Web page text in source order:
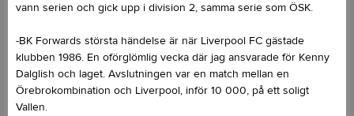
vann serien och gick upp i division 2, samma serie som ÖSK.
-BK Forwards största händelse är när Liverpool FC gästade
klubben 1986. En oförglömlig vecka där jag ansvarade för Kenny
Dalglish och laget. Avslutningen var en match mellan en
Örebrokombination och Liverpool, inför 10 000, på ett soligt
Vallen.